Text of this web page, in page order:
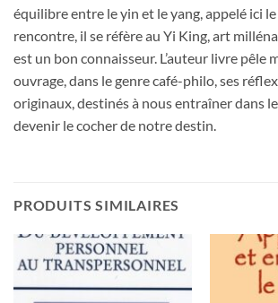
équilibre entre le yin et le yang, appelé ici
rencontre, il se réfère au Yi King, art
est un bon connaisseur. L’auteur livre pêle
ouvrage, dans le genre café-philo, ses
originaux, destinés à nous entraîner dans le
devenir le cocher de notre destin.
PRODUITS SIMILAIRES